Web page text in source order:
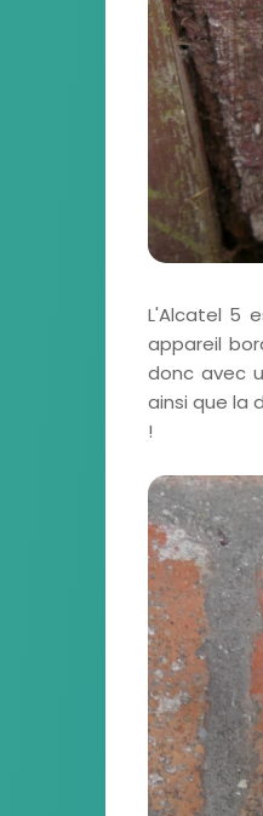
L'Alcatel 5
appareil
donc avec
ainsi que la
!